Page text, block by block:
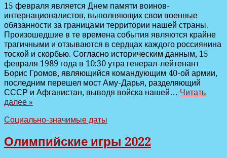
15 февраля является Днем памяти воинов-
интернационалистов, выполняющих свои военные
обязанности за границами территории нашей страны.
Произошедшие в те времена события являются крайне
трагичными и отзываются в сердцах каждого россиянина
тоской и скорбью. Согласно историческим данным, 15
февраля 1989 года в 10:30 утра генерал-лейтенант
Борис Громов, являющийся командующим 40-ой армии,
последним перешел мост Аму-Дарья, разделяющий
СССР и Афганистан, выводя войска нашей… Читать
далее »
Социально-значимые даты
Олимпийские игры 2022